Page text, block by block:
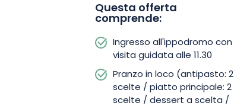
Questa offerta
comprende:
Ingresso all'ippodromo con
visita guidata alle 11.30
Pranzo in loco (antipasto: 2
scelte / piatto principale: 2
scelte / dessert a scelta /